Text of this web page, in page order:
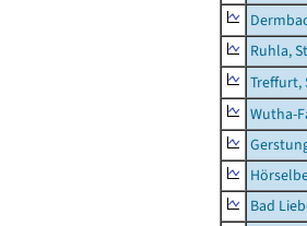
Ruhla,
Treffurt,
Wutha-
Bad